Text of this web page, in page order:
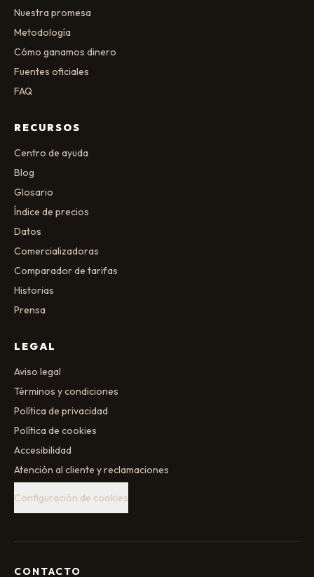
Nuestra promesa
Metodología
Cómo ganamos dinero
Fuentes oficiales
FAQ
RECURSOS
Centro de ayuda
Blog
Glosario
Índice de precios
Datos
Comercializadoras
Comparador de tarifas
Historias
Prensa
LEGAL
Aviso legal
Términos y condiciones
Política de privacidad
Política de cookies
Accesibilidad
Atención al cliente y reclamaciones
Configuración de cookies
CONTACTO